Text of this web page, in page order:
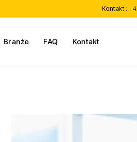
Kontakt :
Branże FAQ Kontakt